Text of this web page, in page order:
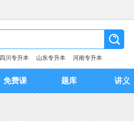
四川专升本 山东专升本 河南专升本
免费课 题库 讲义